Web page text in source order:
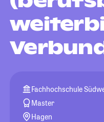
Fachhochschule
Master
Hagen